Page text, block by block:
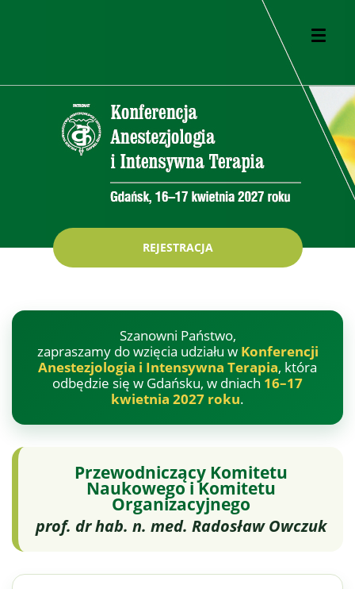
REJESTRACJA
Szanowni Państwo,
zapraszamy do wzięcia udziału w Konferencji
Anestezjologia i Intensywna Terapia, która
odbędzie się w Gdańsku, w dniach 16–17
kwietnia 2027 roku.
Przewodniczący Komitetu
Naukowego i Komitetu
Organizacyjnego
prof. dr hab. n. med. Radosław Owczuk